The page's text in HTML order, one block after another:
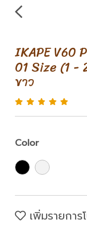
IKAPE V60
01 Size (1 -
ขาว
Color
เพิ่มรายการ